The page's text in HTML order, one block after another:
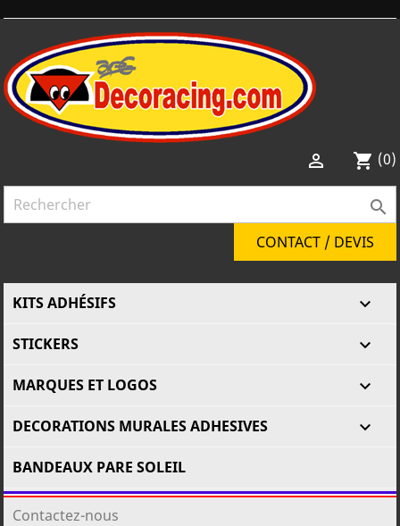
 shopping_cart (0)

CONTACT / DEVIS

KITS ADHÉSIFS

STICKERS

MARQUES ET LOGOS

DECORATIONS MURALES ADHESIVES
BANDEAUX PARE SOLEIL
Contactez-nous